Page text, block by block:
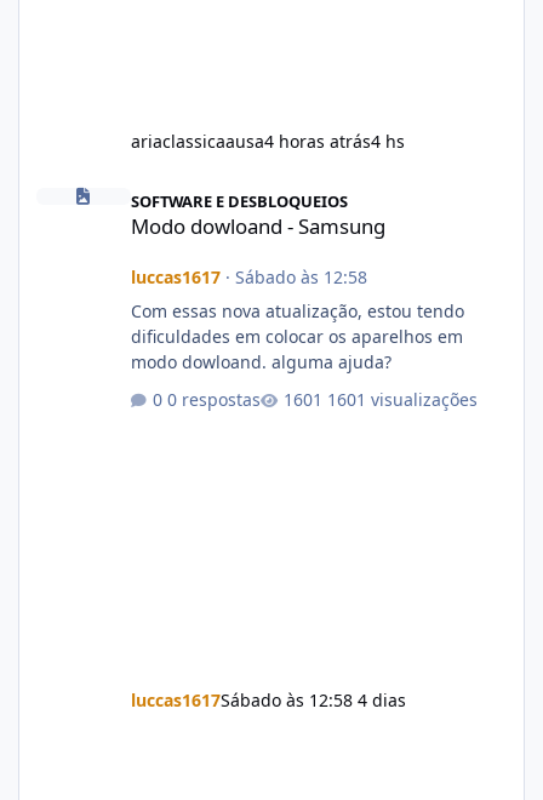
ariaclassicaausa4 horas atrás4 hs
SOFTWARE E DESBLOQUEIOS
Modo dowloand - Samsung
luccas1617· Sábado às 12:58
Com essas nova atualização, estou tendo
dificuldades em colocar os aparelhos em
modo dowloand. alguma ajuda?
0 respostas
1601 visualizações
luccas1617Sábado às 12:58 4 dias